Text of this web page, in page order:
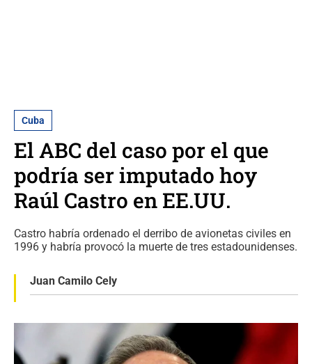
Cuba
El ABC del caso por el que
podría ser imputado hoy
Raúl Castro en EE.UU.
Castro habría ordenado el derribo de avionetas civiles en
1996 y habría provocó la muerte de tres estadounidenses.
Juan Camilo Cely